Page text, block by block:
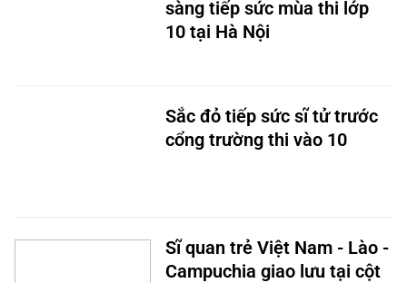
sàng tiếp sức mùa thi lớp
10 tại Hà Nội
Sắc đỏ tiếp sức sĩ tử trước
cổng trường thi vào 10
Sĩ quan trẻ Việt Nam - Lào -
Campuchia giao lưu tại cột